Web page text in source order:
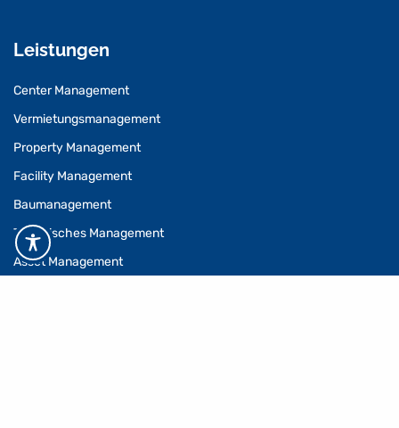
Leistungen
Center Management
Vermietungsmanagement
Property Management
Facility Management
Baumanagement
Technisches Management
Asset Management